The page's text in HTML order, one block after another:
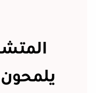
يلمحون